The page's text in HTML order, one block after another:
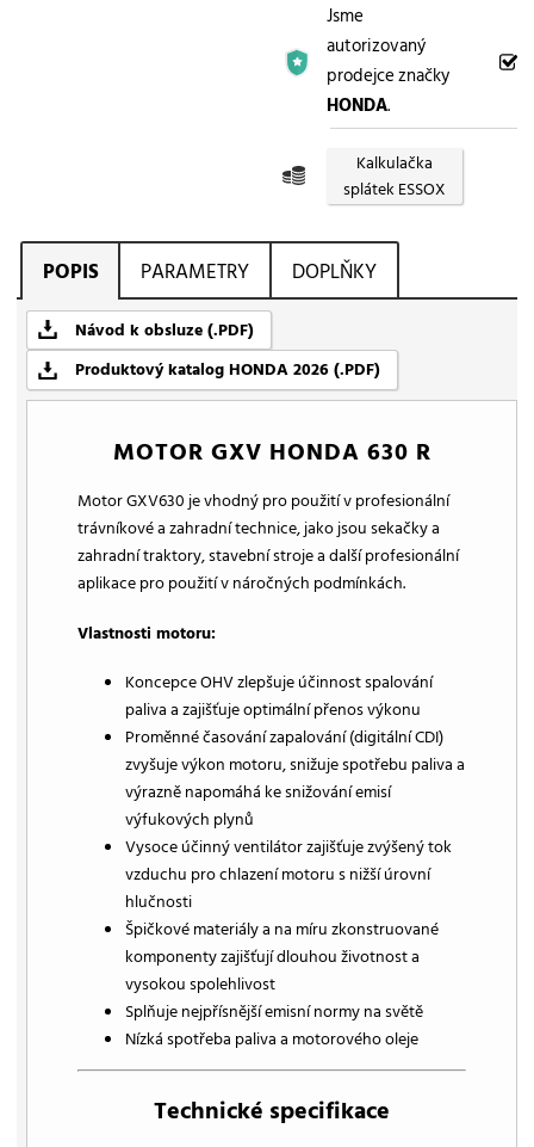
Jsme
autorizovaný
prodejce značky
HONDA.
Kalkulačka
splátek ESSOX
POPIS PARAMETRY DOPLŇKY
Návod k obsluze (.PDF)
Produktový katalog HONDA 2026 (.PDF)
MOTOR GXV HONDA 630 R
Motor GXV630 je vhodný pro použití v profesionální
trávníkové a zahradní technice, jako jsou sekačky a
zahradní traktory, stavební stroje a další profesionální
aplikace pro použití v náročných podmínkách.
Vlastnosti motoru:
Koncepce OHV zlepšuje účinnost spalování
paliva a zajišťuje optimální přenos výkonu
Proměnné časování zapalování (digitální CDI)
zvyšuje výkon motoru, snižuje spotřebu paliva a
výrazně napomáhá ke snižování emisí
výfukových plynů
Vysoce účinný ventilátor zajišťuje zvýšený tok
vzduchu pro chlazení motoru s nižší úrovní
hlučnosti
Špičkové materiály a na míru zkonstruované
komponenty zajišťují dlouhou životnost a
vysokou spolehlivost
Splňuje nejpřísnější emisní normy na světě
Nízká spotřeba paliva a motorového oleje
Technické specifikace